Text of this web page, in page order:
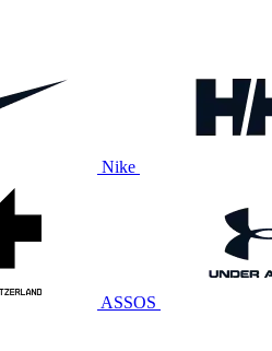
Nike
ASSOS